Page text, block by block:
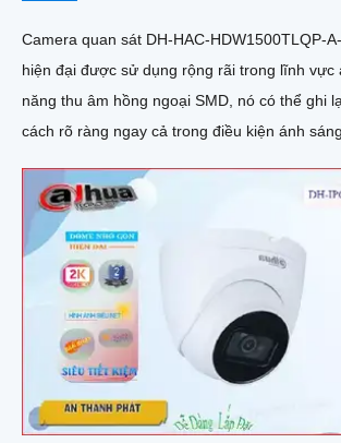
Camera quan sát DH-HAC-HDW1500TLQP-
hiện đại được sử dụng rộng rãi trong lĩnh vực an
năng thu âm hồng ngoại SMD, nó có thể ghi
cách rõ ràng ngay cả trong điều kiện ánh